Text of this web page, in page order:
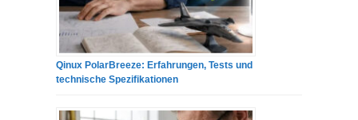
Qinux PolarBreeze: Erfahrungen, Tests und
technische Spezifikationen